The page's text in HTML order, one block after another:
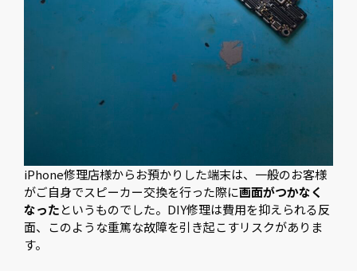
iPhone修理店様からお預かりした端末は、一般のお客様
がご自身でスピーカー交換を行った際に画面がつかなく
なったというものでした。DIY修理は費用を抑えられる反
面、このような重篤な故障を引き起こすリスクがありま
す。